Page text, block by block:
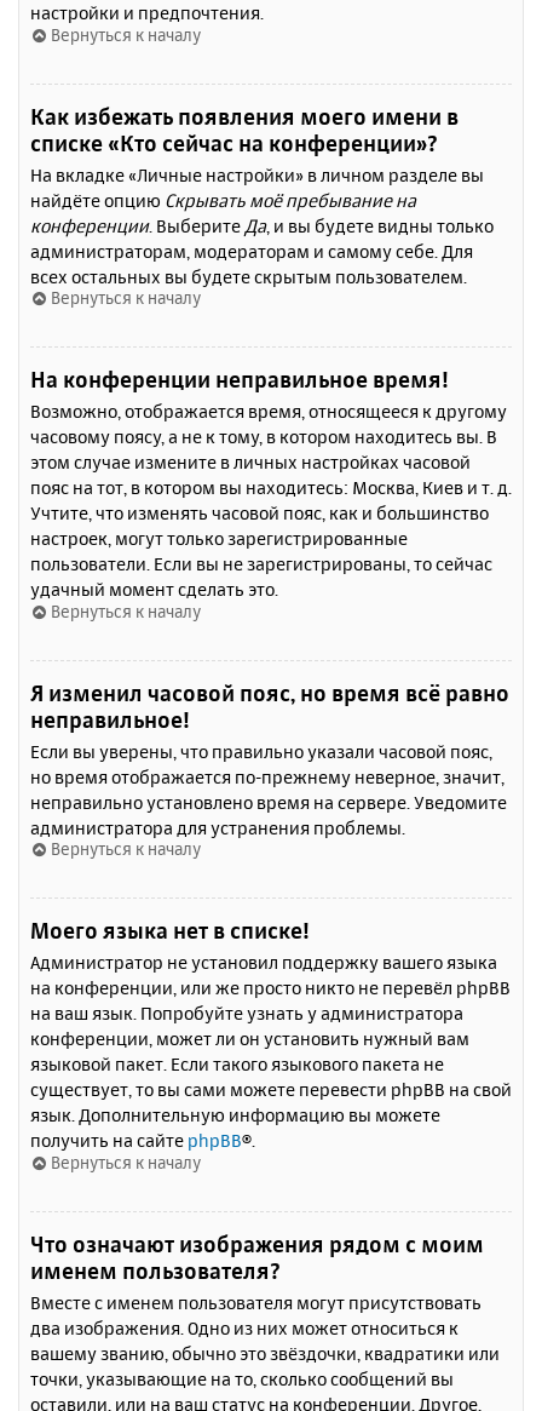
настройки и предпочтения.
Вернуться к началу
Как избежать появления моего имени в
списке «Кто сейчас на конференции»?
На вкладке «Личные настройки» в личном разделе вы
найдёте опцию Скрывать моё пребывание на
конференции. Выберите Да, и вы будете видны только
администраторам, модераторам и самому себе. Для
всех остальных вы будете скрытым пользователем.
Вернуться к началу
На конференции неправильное время!
Возможно, отображается время, относящееся к другому
часовому поясу, а не к тому, в котором находитесь вы. В
этом случае измените в личных настройках часовой
пояс на тот, в котором вы находитесь: Москва, Киев и т. д.
Учтите, что изменять часовой пояс, как и большинство
настроек, могут только зарегистрированные
пользователи. Если вы не зарегистрированы, то сейчас
удачный момент сделать это.
Вернуться к началу
Я изменил часовой пояс, но время всё равно
неправильное!
Если вы уверены, что правильно указали часовой пояс,
но время отображается по-прежнему неверное, значит,
неправильно установлено время на сервере. Уведомите
администратора для устранения проблемы.
Вернуться к началу
Моего языка нет в списке!
Администратор не установил поддержку вашего языка
на конференции, или же просто никто не перевёл phpBB
на ваш язык. Попробуйте узнать у администратора
конференции, может ли он установить нужный вам
языковой пакет. Если такого языкового пакета не
существует, то вы сами можете перевести phpBB на свой
язык. Дополнительную информацию вы можете
получить на сайте phpBB®.
Вернуться к началу
Что означают изображения рядом с моим
именем пользователя?
Вместе с именем пользователя могут присутствовать
два изображения. Одно из них может относиться к
вашему званию, обычно это звёздочки, квадратики или
точки, указывающие на то, сколько сообщений вы
оставили, или на ваш статус на конференции. Другое,